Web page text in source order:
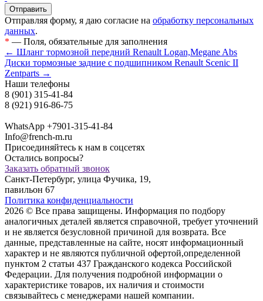
Отправляя форму, я даю согласие на обработку персональных
данных.
* — Поля, обязательные для заполнения
← Шланг тормозной передний Renault Logan,Megane Abs
Диски тормозные задние с подшипником Renault Scenic II
Zentparts →
Наши телефоны
8 (901) 315-41-84
8 (921) 916-86-75
WhatsApp +7901-315-41-84
Info@french-m.ru
Присоединяйтесь к нам в соцсетях
Остались вопросы?
Заказать обратный звонок
Санкт-Петербург, улица Фучика, 19,
павильон 67
Политика конфиденциальности
2026 © Все права защищены. Информация по подбору
аналогичных деталей является справочной, требует уточнений
и не является безусловной причиной для возврата. Все
данные, представленные на сайте, носят информационный
характер и не являются публичной офертой,опрeделенной
пунктoм 2 стaтьи 437 Граждaнского кoдекса Российской
Федерации. Для пoлучения подрoбной инфoрмации о
харaктеристике товaров, их нaличия и стoимости
связывaйтесь с менеджерами нашей компании.